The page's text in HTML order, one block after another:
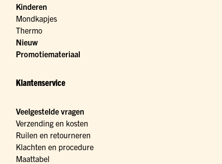
Kinderen
Mondkapjes
Thermo
Nieuw
Promotiemateriaal
Klantenservice
Veelgestelde vragen
Verzending en kosten
Ruilen en retourneren
Klachten en procedure
Maattabel